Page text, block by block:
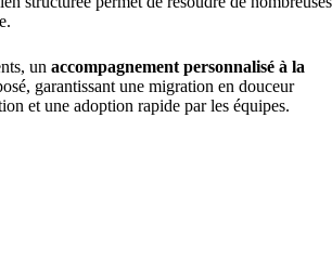
un accompagnement personnalisé à la
garantissant une migration en douceur
et une adoption rapide par les équipes.